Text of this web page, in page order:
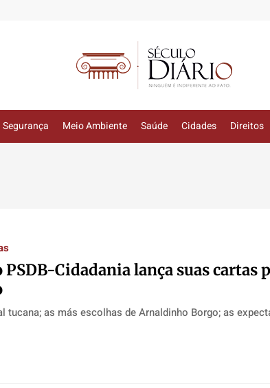
Segurança Meio Ambiente Saúde Cidades Direitos
PSDB-Cidadania lança suas cartas
tucana; as más escolhas de Arnaldinho Borgo; as